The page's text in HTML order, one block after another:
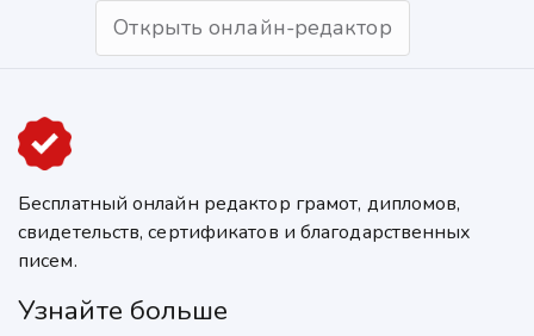
Открыть онлайн-редактор
Бесплатный онлайн редактор грамот, дипломов,
свидетельств, сертификатов и благодарственных
писем.
Узнайте больше